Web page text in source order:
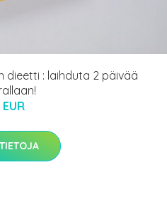
dieetti : laihduta 2 päivää
EUR